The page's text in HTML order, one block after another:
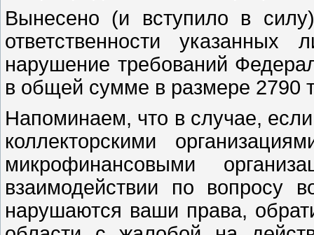
Вынесено (и вступило в
ответственности
нарушение требований
в общей сумме в размере 2790
Напоминаем, что в случае,
коллекторскими
микрофинансовыми
взаимодействии по вопросу
нарушаются ваши права,